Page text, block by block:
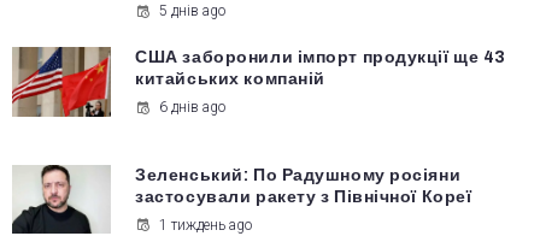
5 днів ago
США заборонили імпорт продукції ще 43
китайських компаній
6 днів ago
Зеленський: По Радушному росіяни
застосували ракету з Північної Кореї
1 тиждень ago